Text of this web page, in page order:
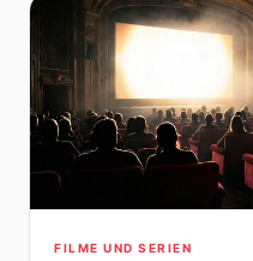
FILME UND SERIEN